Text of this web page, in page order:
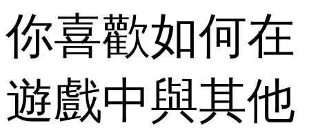
你喜歡如何在
遊戲中與其他